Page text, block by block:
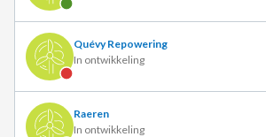
Quévy Repowering
In ontwikkeling
Raeren
In ontwikkeling